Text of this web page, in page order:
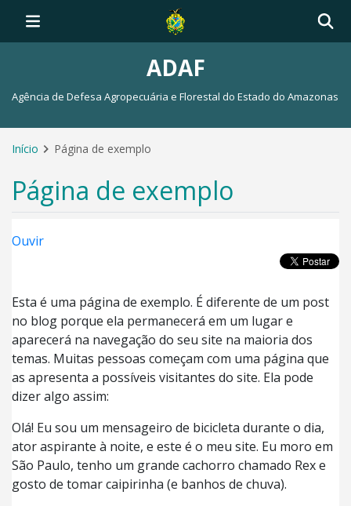
ADAF
Agência de Defesa Agropecuária e Florestal do Estado do Amazonas
Início Página de exemplo
Página de exemplo
Ouvir
Esta é uma página de exemplo. É diferente de um post
no blog porque ela permanecerá em um lugar e
aparecerá na navegação do seu site na maioria dos
temas. Muitas pessoas começam com uma página que
as apresenta a possíveis visitantes do site. Ela pode
dizer algo assim:
Olá! Eu sou um mensageiro de bicicleta durante o dia,
ator aspirante à noite, e este é o meu site. Eu moro em
São Paulo, tenho um grande cachorro chamado Rex e
gosto de tomar caipirinha (e banhos de chuva).